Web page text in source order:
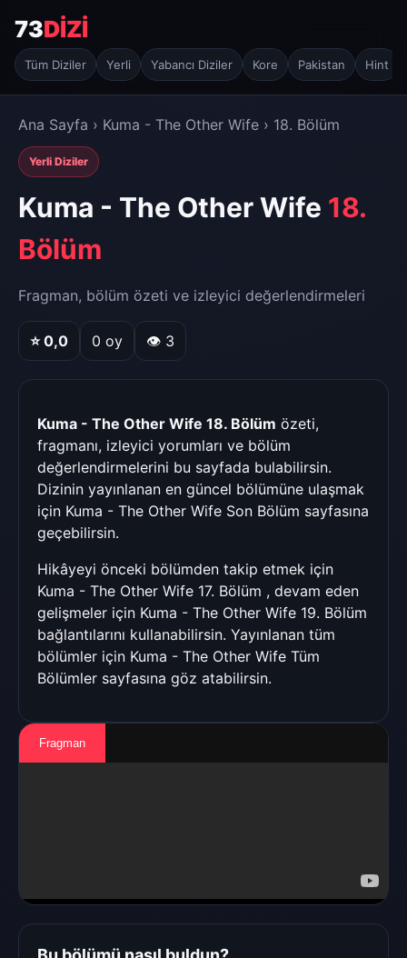
73DİZİ
Tüm Diziler Yerli Yabancı Diziler Kore Pakistan Hint
Ana Sayfa › Kuma - The Other Wife › 18. Bölüm
Yerli Diziler
Kuma - The Other Wife 18.
Bölüm
Fragman, bölüm özeti ve izleyici değerlendirmeleri
⭐0,0 0 oy 👁 3
Kuma - The Other Wife 18. Bölüm özeti,
fragmanı, izleyici yorumları ve bölüm
değerlendirmelerini bu sayfada bulabilirsin.
Dizinin yayınlanan en güncel bölümüne ulaşmak
için Kuma - The Other Wife Son Bölüm sayfasına
geçebilirsin.
Hikâyeyi önceki bölümden takip etmek için
Kuma - The Other Wife 17. Bölüm , devam eden
gelişmeler için Kuma - The Other Wife 19. Bölüm
bağlantılarını kullanabilirsin. Yayınlanan tüm
bölümler için Kuma - The Other Wife Tüm
Bölümler sayfasına göz atabilirsin.
Fragman